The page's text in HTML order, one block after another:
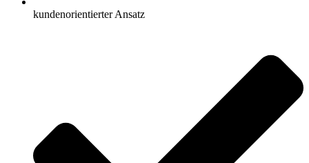
kundenorientierter Ansatz